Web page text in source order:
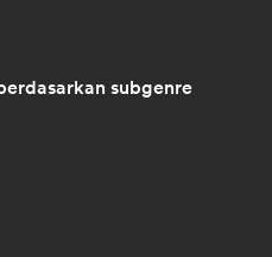
subgenre